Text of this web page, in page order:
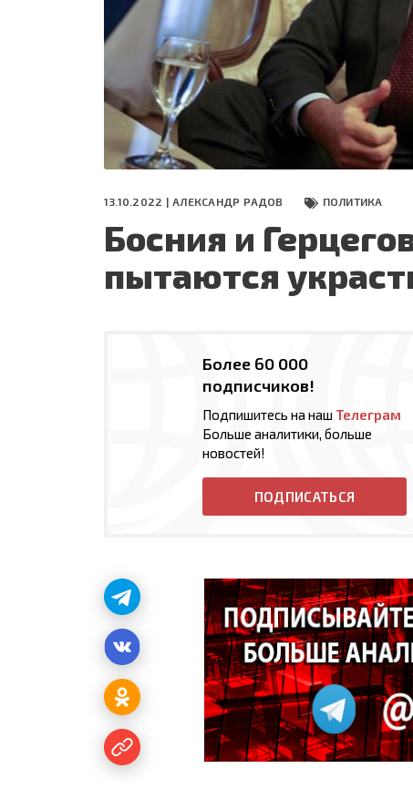
СЕГОДНЯ
ПОЛЯ БИТВЫ 2024
13.10.2022 |АЛЕКСАНДР РАДОВ ПОЛИТИКА
Босния и
пытаются
Более 60 000
подписчиков!
Подпишитесь на наш Телеграм
Больше аналитики, больше
новостей!
ПОДПИСАТЬСЯ